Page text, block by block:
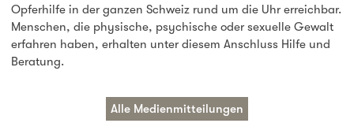
Opferhilfe in der ganzen Schweiz rund um die Uhr erreichbar.
Menschen, die physische, psychische oder sexuelle Gewalt
erfahren haben, erhalten unter diesem Anschluss Hilfe und
Beratung.
Alle Medienmitteilungen